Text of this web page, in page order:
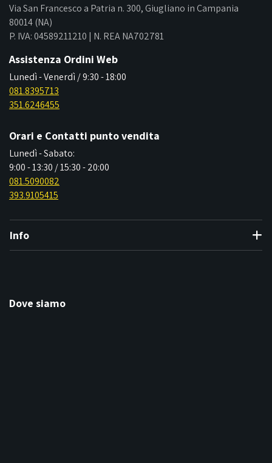
Via San Francesco a Patria n. 300, Giugliano in Campania
80014 (NA)
P. IVA: 04589211210 | N. REA NA702781
Assistenza Ordini Web
Lunedì - Venerdì / 9:30 - 18:00
081.8395713
351.6246455
Orari e Contatti punto vendita
Lunedì - Sabato:
9:00 - 13:30 / 15:30 - 20:00
081.5090082
393.9105415
Info
Dove siamo